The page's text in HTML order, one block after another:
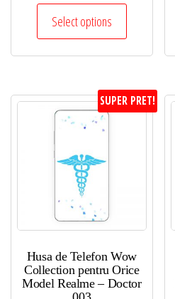
Select options
SUPER PRET!
Husa de Telefon Wow
Collection pentru Orice
Model Realme – Doctor